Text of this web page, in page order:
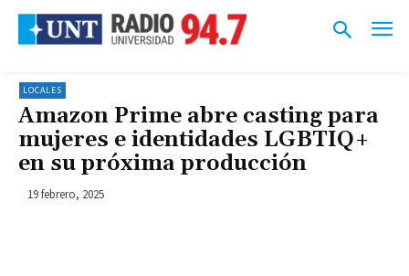
LOCALES
Amazon Prime abre casting para
mujeres e identidades LGBTIQ+
en su próxima producción
19 febrero, 2025